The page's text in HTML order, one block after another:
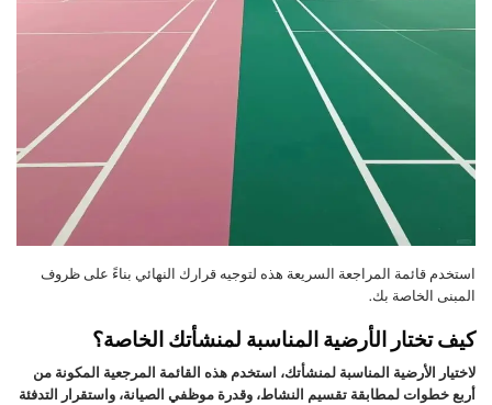
استخدم قائمة المراجعة السريعة هذه لتوجيه قرارك النهائي بناءً على ظروف
المبنى الخاصة بك.
كيف تختار الأرضية المناسبة لمنشأتك الخاصة؟
لاختيار الأرضية المناسبة لمنشأتك، استخدم هذه القائمة المرجعية المكونة من
أربع خطوات لمطابقة تقسيم النشاط، وقدرة موظفي الصيانة، واستقرار التدفئة